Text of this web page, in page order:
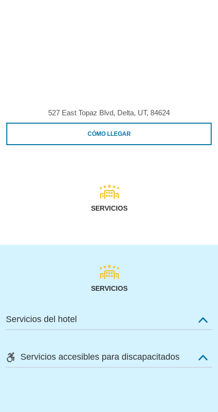
527 East Topaz Blvd, Delta, UT, 84624
CÓMO LLEGAR
SERVICIOS
SERVICIOS
Servicios del hotel
Servicios accesibles para discapacitados